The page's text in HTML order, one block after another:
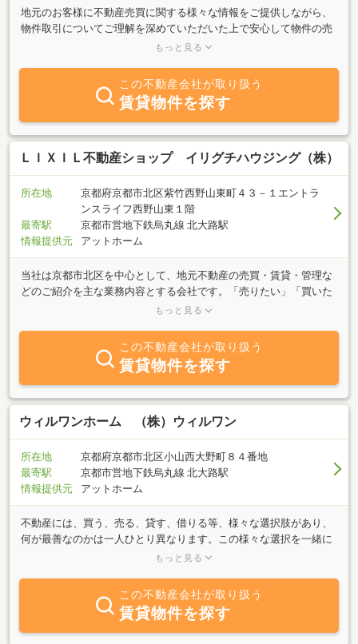
地元のお客様に不動産売買に関する様々な情報をご提供しながら、
物件取引についてご理解を深めていただいた上で安心して物件の売
買に取り組んでいただけるようにサポートしております。今後も、
掛けてまいります。物件の売却をご依頼いただいたお客様に対して
は、お客様のご事情・ご意向をしっかり把握した上でお客様の利
益・お立場に配慮した最適な売却プランをナビゲートいたします。
購入希望者にアピールできる物件の好条件などについても適宜アド
バイスいたします。
もっと見る
この不動産会社が取り扱う
賃貸物件を探す
ＬＩＸＩＬ不動産ショップ イリグチハウジング（株）
所在地
京都府京都市北区紫竹西野山東町４３－１エントラ
ンスライフ西野山東１階
最寄駅
京都市営地下鉄烏丸線 北大路駅
情報提供元
アットホーム
当社は京都市北区を中心として、地元不動産の売買・賃貸・管理な
どのご紹介を主な業務内容とする会社です。「売りたい」「買いた
い」「貸したい」「借りたい」ご希望の方、不動産に関する質問は
併せたスピーディな対応を心掛けております。又、リフォームも得
意としておりますので何でもお気軽にご相談下さい。
もっと見る
この不動産会社が取り扱う
賃貸物件を探す
ウィルワンホーム （株）ウィルワン
所在地
京都府京都市北区小山西大野町８４番地
最寄駅
京都市営地下鉄烏丸線 北大路駅
情報提供元
アットホーム
不動産には、買う、売る、貸す、借りる等、様々な選択肢があり、
何が最善なのかは一人ひとり異なります。この様々な選択を一緒に
考え、ご相談から答えを導き出すまでワンストップで力になれる、
す。また、地域に寄り添い、必要とされる、 街の小さなお医者さん
のように、不動産や住まいのことでなにか困ったこと、聞いてみた
いことを気軽にご相談いただけるような店舗を目指してまいりま
す。京都市北区、堀川北大路の交差点を少し東へ、イメージキャラ
もっと見る
この不動産会社が取り扱う
賃貸物件を探す